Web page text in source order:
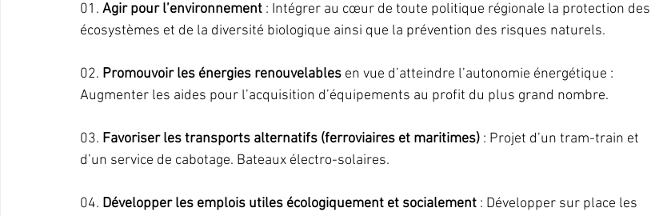
01. Agir pour l’environnement : Intégrer au cœur de toute politique régionale la protection des
écosystèmes et de la diversité biologique ainsi que la prévention des risques naturels.
02. Promouvoir les énergies renouvelables en vue d’atteindre l’autonomie énergétique :
Augmenter les aides pour l’acquisition d’équipements au profit du plus grand nombre.
03. Favoriser les transports alternatifs (ferroviaires et maritimes) : Projet d’un tram-train et
d’un service de cabotage. Bateaux électro-solaires.
04. Développer les emplois utiles écologiquement et socialement : Développer sur place les